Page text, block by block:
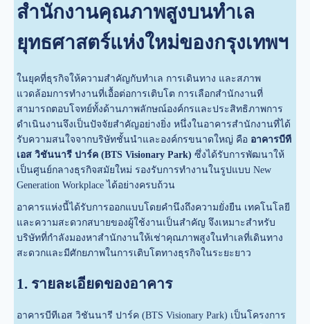
สำนักงานคุณภาพสูงบนทำเล
ยุทธศาสตร์แห่งใหม่ของกรุงเทพฯ
ในยุคที่ธุรกิจให้ความสำคัญกับทำเล การเดินทาง และสภาพ
แวดล้อมการทำงานที่เอื้อต่อการเติบโต การเลือกสำนักงานที่
สามารถตอบโจทย์ทั้งด้านภาพลักษณ์องค์กรและประสิทธิภาพการ
ดำเนินงานจึงเป็นปัจจัยสำคัญอย่างยิ่ง หนึ่งในอาคารสำนักงานที่ได้
รับความสนใจจากบริษัทชั้นนำและองค์กรขนาดใหญ่ คือ อาคารบีที
เอส วิชันนารี ปาร์ค (BTS Visionary Park) ซึ่งได้รับการพัฒนาให้
เป็นศูนย์กลางธุรกิจสมัยใหม่ รองรับการทำงานในรูปแบบ New
Generation Workplace ได้อย่างครบถ้วน
อาคารแห่งนี้ได้รับการออกแบบโดยคำนึงถึงความยั่งยืน เทคโนโลยี
และความสะดวกสบายของผู้ใช้งานเป็นสำคัญ จึงเหมาะสำหรับ
บริษัทที่กำลังมองหาสำนักงานให้เช่าคุณภาพสูงในทำเลที่เดินทาง
สะดวกและมีศักยภาพในการเติบโตทางธุรกิจในระยะยาว
1. รายละเอียดของอาคาร
อาคารบีทีเอส วิชันนารี ปาร์ค (BTS Visionary Park) เป็นโครงการ